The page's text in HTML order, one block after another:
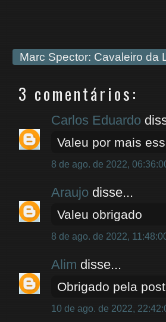
Marc Spector: Cavaleiro da
3 comentários:
Carlos Eduardo
Valeu por mais
8 de ago. de 2022,
Araujo disse...
Valeu obrigado
8 de ago. de 2022,
Alim disse...
Obrigado pela
10 de ago. de 2022,